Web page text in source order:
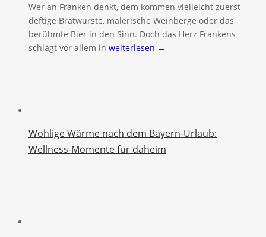
Wer an Franken denkt, dem kommen vielleicht zuerst
deftige Bratwürste, malerische Weinberge oder das
berühmte Bier in den Sinn. Doch das Herz Frankens
schlägt vor allem in weiterlesen →
Wohlige Wärme nach dem Bayern-Urlaub:
Wellness-Momente für daheim